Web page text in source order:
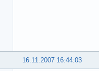
16.11.2007 16:44:03